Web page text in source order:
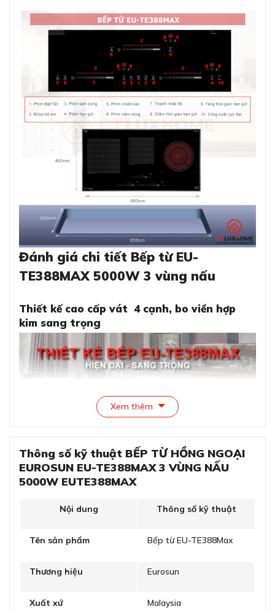
Đánh giá chi tiết Bếp từ EU-
TE388MAX 5000W 3 vùng nấu
Thiết kế cao cấp vát 4 cạnh, bo viền hợp
kim sang trọng
vùng nấu rộng rãi. Sản phẩm là sự kết hợp độc đáo giữa
khoắn với nhiều công nghệ hiện đại nhất của dòng bếp.
TE388Max đem lại cảm giác sang trọng, thẩm mỹ.
Xem thêm
Thông số kỹ thuật BẾP TỪ HỒNG NGOẠI
EUROSUN EU-TE388MAX 3 VÙNG NẤU
5000W EUTE388MAX
Nội dung Thông số kỹ thuật
Tên sản phẩm Bếp từ EU-TE388Max
Thương hiệu Eurosun
Xuất xứ Malaysia